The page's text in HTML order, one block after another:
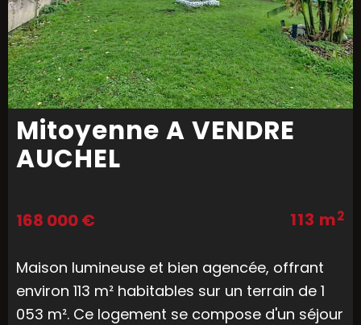
Mitoyenne A VENDRE
AUCHEL
113 m2
168 000 €
Maison lumineuse et bien agencée, offrant
environ 113 m² habitables sur un terrain de 1
053 m². Ce logement se compose d'un séjour